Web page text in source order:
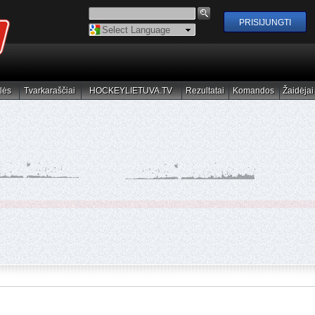
Powered by
Tvarkaraščiai
Tvarkaraščiai HOCKEYLIETUVA.TV
HOCKEYLIETUVA.TV Rezultatai
Rezultatai Komandos
Komandos Žaidėjai
Žaidėjai